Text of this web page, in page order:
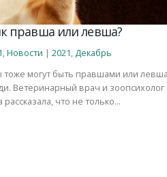
правша или левша?
,Новости | 2021,Декабрь
могут быть правшами или
Ветеринарный врач и зоопсихолог
что не только...